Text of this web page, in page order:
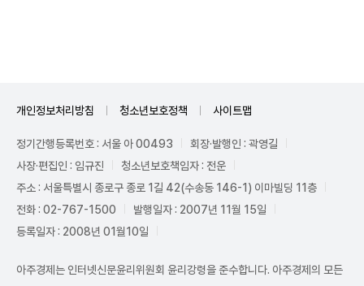
개인정보처리방침 청소년보호정책 사이트맵
정기간행등록번호 : 서울 아 00493
회장·발행인 : 곽영길
사장·편집인 : 임규진
청소년보호책임자 : 전운
주소 : 서울특별시 종로구 종로 1길 42(수송동 146-1) 이마빌딩 11층
전화 : 02-767-1500
발행일자 : 2007년 11월 15일
등록일자 : 2008년 01월10일
아주경제는 인터넷신문윤리위원회 윤리강령을 준수합니다. 아주경제의 모든